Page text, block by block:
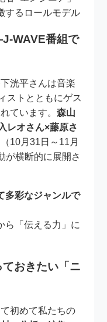
するロールモデル
WAVE番組で
洸平さんは音楽
ストとともにゲス
ています。森山
レオさん×藤原さ
10月31日～11月
が横断的に展開さ
多彩なジャンルで
ら「伝える力」に
おきたい「ニ
初めて私たちの